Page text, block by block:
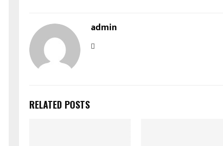
admin
RELATED POSTS